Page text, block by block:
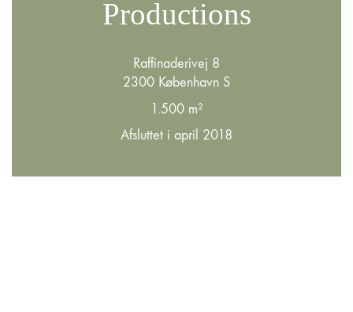
Productions
Raffinaderivej 8
2300 København S
1.500 m²
Afsluttet i april 2018